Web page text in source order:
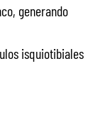
generando
isquiotibiales